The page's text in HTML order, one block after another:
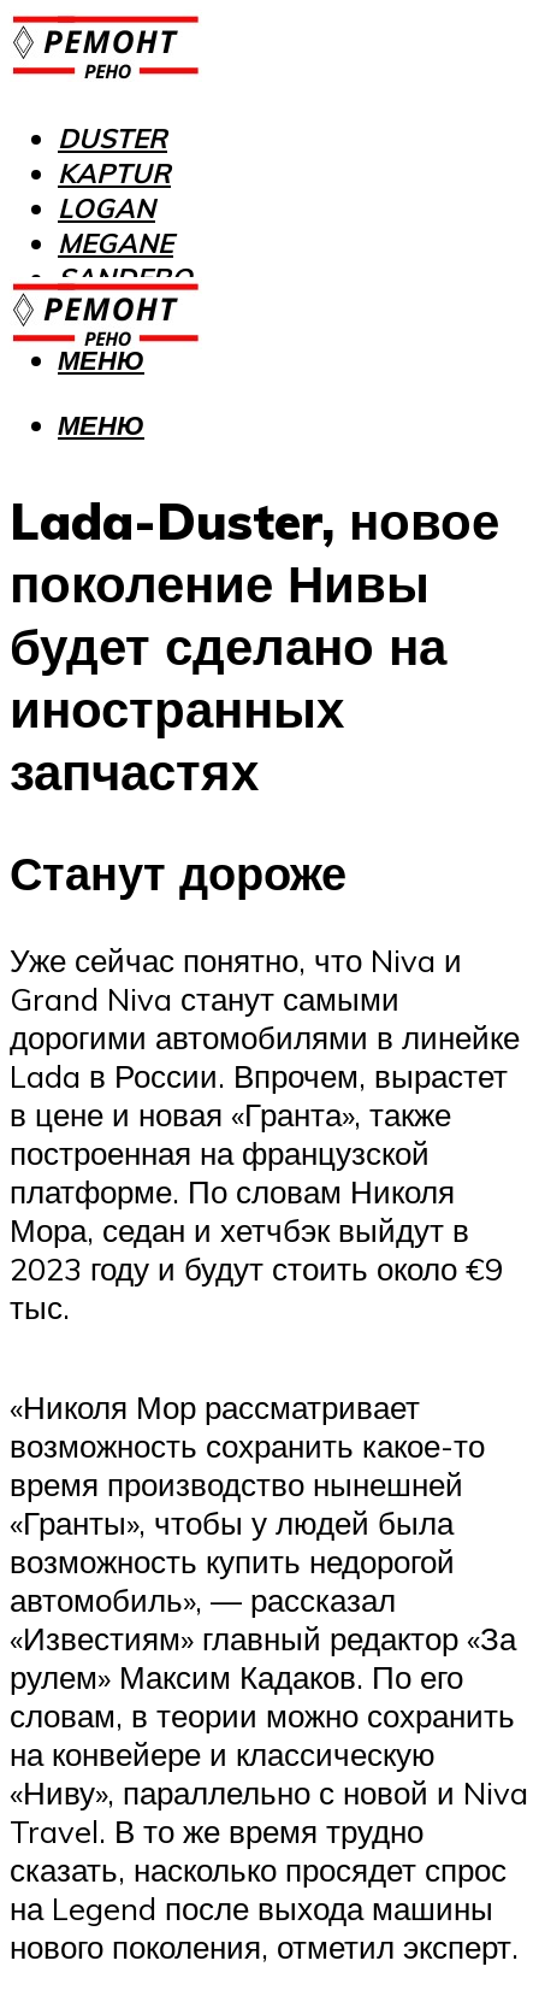
DUSTER
KAPTUR
LOGAN
MEGANE
SANDERO
МЕНЮ
МЕНЮ
Lada-Duster, новое
поколение Нивы
будет сделано на
иностранных
запчастях
Станут дороже
Уже сейчас понятно, что Niva и
Grand Niva станут самыми
дорогими автомобилями в линейке
Lada в России. Впрочем, вырастет
в цене и новая «Гранта», также
построенная на французской
платформе. По словам Николя
Мора, седан и хетчбэк выйдут в
2023 году и будут стоить около €9
тыс.
«Николя Мор рассматривает
возможность сохранить какое-то
время производство нынешней
«Гранты», чтобы у людей была
возможность купить недорогой
автомобиль», — рассказал
«Известиям» главный редактор «За
рулем» Максим Кадаков. По его
словам, в теории можно сохранить
на конвейере и классическую
«Ниву», параллельно с новой и Niva
Travel. В то же время трудно
сказать, насколько просядет спрос
на Legend после выхода машины
нового поколения, отметил эксперт.